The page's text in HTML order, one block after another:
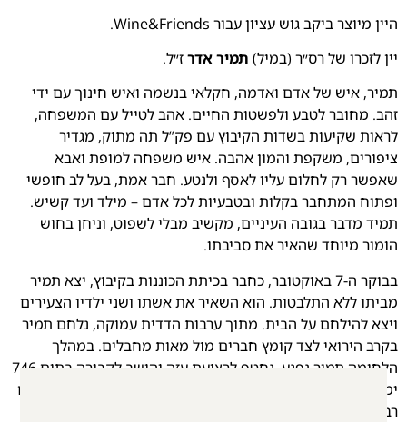
היין מיוצר ביקב גוש עציון עבור Wine&Friends.
יין לזכרו של רס״ר (במיל) תמיר אדרז״ל.
תמיר, איש של אדם ואדמה, חקלאי בנשמה ואיש חינוך עם ידי
זהב. מחובר לטבע ולפשטות החיים. אהב לטייל עם המשפחה,
לראות שקיעות בשדות הקיבוץ עם פק”ל תה מתוק, מגדיר
ציפורים, משקפת והמון אהבה. איש משפחה למופת ואבא
שאפשר רק לחלום עליו לאסף ולנטע. חבר אמת, בעל לב חופשי
ופתוח המתחבר בקלות ובטבעיות לכל אדם – מילד ועד קשיש.
תמיד מדבר בגובה העיניים, מקשיב מבלי לשפוט, וניחן בחוש
הומור מיוחד שהאיר את סביבתו.
בבוקר ה-7 באוקטובר, כחבר בכיתת הכוננות בקיבוץ, יצא תמיר
מביתו ללא התלבטות. הוא השאיר את אשתו ושני ילדיו הצעירים
ויצא להילחם על הבית. מתוך ערבות הדדית עמוקה, נלחם תמיר
בקרב הירואי לצד קומץ חברים מול מאות מחבלים. במהלך
הלחימה תמיר נפגע, נחטף לרצועת עזה והושב לקבורה בתום 746
ימים. תמיר הותיר אחריו הורים, אחים, אישה, שני ילדים וחברים
רבים המתגעגעים אליו כל כך בכל יום.